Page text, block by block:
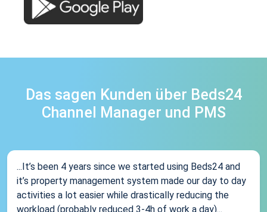
Das sagen Kunden über Beds24
Channel Manager und PMS
...It’s been 4 years since we started using Beds24 and
it’s property management system made our day to day
activities a lot easier while drastically reducing the
workload (probably reduced 3-4h of work a day)...